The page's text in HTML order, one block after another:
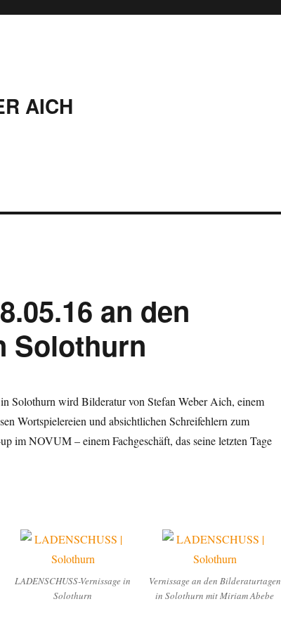
AICH
an den
Solothurn
Solothurn wird Bilderatur von Stefan Weber Aich, einem
Wortspielereien und absichtlichen Schreifehlern zum
im NOVUM – einem Fachgeschäft, das seine letzten Tage
LADENSCHUSS-Vernissage in
Solothurn
Vernissage an den Bilderaturtagen
in Solothurn mit Miriam Abebe